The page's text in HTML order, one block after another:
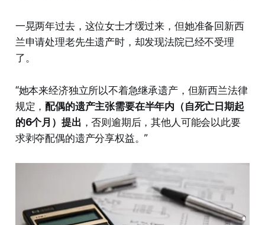
一晃两年过去，这位女士才缓过来，但她准备回新西
兰申请处理老先生遗产时，却发现法院已经不受理
了。
“她本来经济独立所以不着急继承遗产，但新西兰法律
规定，配偶的遗产主张需要在半年内（自死亡日期起
的6个月）提出 ，否则逾期后，其他人可能会以此要
求剥夺配偶的遗产分享权益。”